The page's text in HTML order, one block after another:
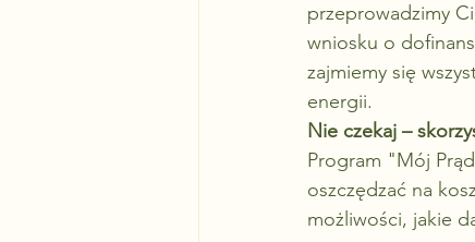
przeprowadzimy
wniosku o
zajmiemy się
energii.
Nie czekaj –
Program "Mój
oszczędzać na
możliwości, jakie